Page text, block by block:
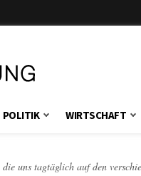
POLITIK WIRTSCHAFT
uns tagtäglich auf den